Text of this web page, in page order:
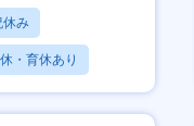
休み
・育休あり